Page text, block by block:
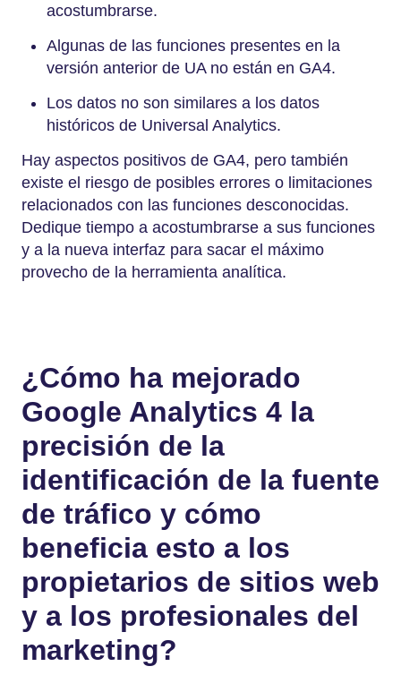
acostumbrarse.
Algunas de las funciones presentes en la
versión anterior de UA no están en GA4.
Los datos no son similares a los datos
históricos de Universal Analytics.
Hay aspectos positivos de GA4, pero también
existe el riesgo de posibles errores o limitaciones
relacionados con las funciones desconocidas.
Dedique tiempo a acostumbrarse a sus funciones
y a la nueva interfaz para sacar el máximo
provecho de la herramienta analítica.
¿Cómo ha mejorado
Google Analytics 4 la
precisión de la
identificación de la fuente
de tráfico y cómo
beneficia esto a los
propietarios de sitios web
y a los profesionales del
marketing?